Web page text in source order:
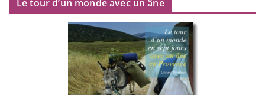
Le tour d’un monde avec un âne